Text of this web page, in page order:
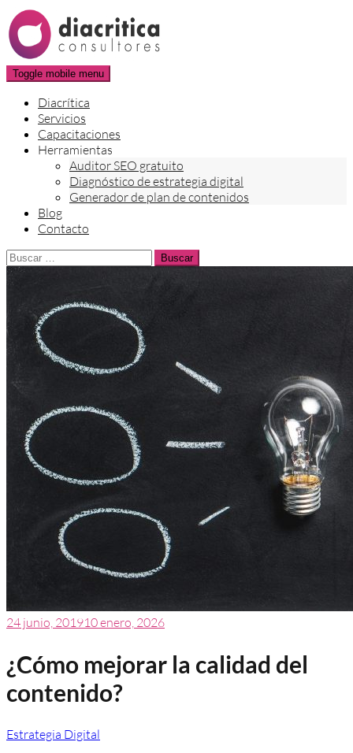
Skip
to
content
Toggle mobile menu
Diacrítica
Servicios
Capacitaciones
Herramientas
Auditor SEO gratuito
Diagnóstico de estrategia digital
Generador de plan de contenidos
Blog
Contacto
Buscar:
24 junio, 201910 enero, 2026
¿Cómo mejorar la calidad del
contenido?
Estrategia Digital